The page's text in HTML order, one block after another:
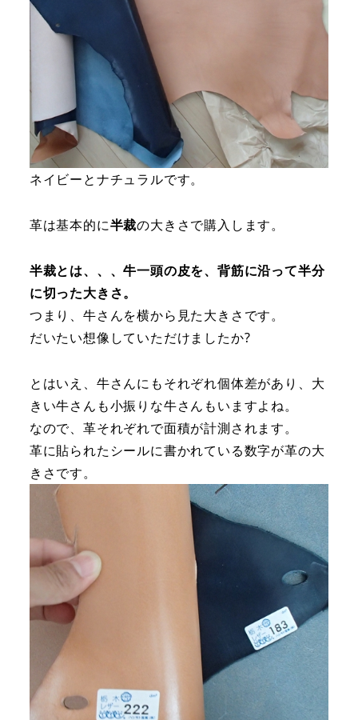
ネイビーとナチュラルです。
革は基本的に半裁の大きさで購入します。
半裁とは、、、牛一頭の皮を、背筋に沿って半分
に切った大きさ。
つまり、牛さんを横から見た大きさです。
だいたい想像していただけましたか?
とはいえ、牛さんにもそれぞれ個体差があり、大
きい牛さんも小振りな牛さんもいますよね。
なので、革それぞれで面積が計測されます。
革に貼られたシールに書かれている数字が革の大
きさです。